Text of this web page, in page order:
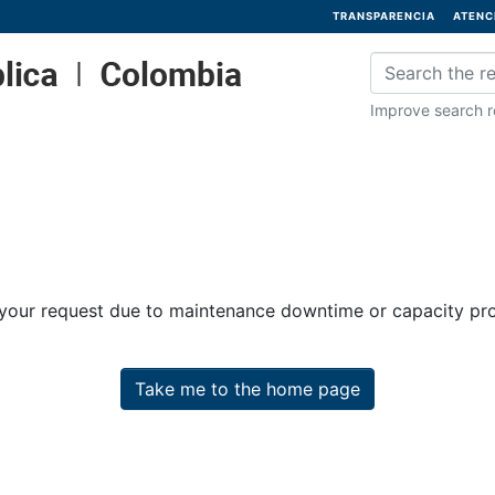
TRANSPARENCIA
Improve search
request due to maintenance downtime or capacity
Take me to the home page